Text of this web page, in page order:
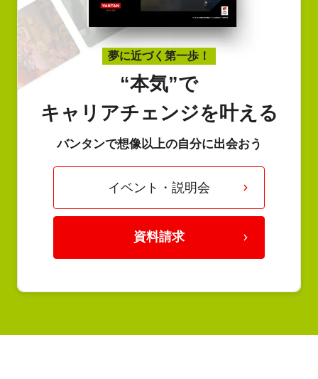
夢に近づく第一歩！
“本気”で
キャリアチェンジを叶える
バンタンで想像以上の自分に出会おう
イベント・説明会
資料請求